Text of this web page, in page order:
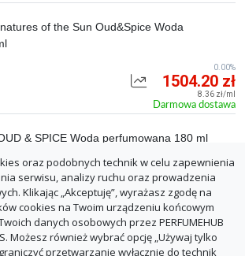
of the Sun Oud&Spice Woda
1504.20 zł
8.36 zł/ml
Darmowa dostawa
0.00%
& SPICE Woda perfumowana 180 ml
1570.00 zł
Darmowa dostawa
0.00%
oraz podobnych technik w celu zapewnienia
serwisu, analizy ruchu oraz prowadzenia
Klikając „Akceptuję”, wyrażasz zgodę na
cookies na Twoim urządzeniu końcowym
danych osobowych przez PERFUMEHUB
Możesz również wybrać opcję „Używaj tylko
przetwarzanie wyłącznie do technik